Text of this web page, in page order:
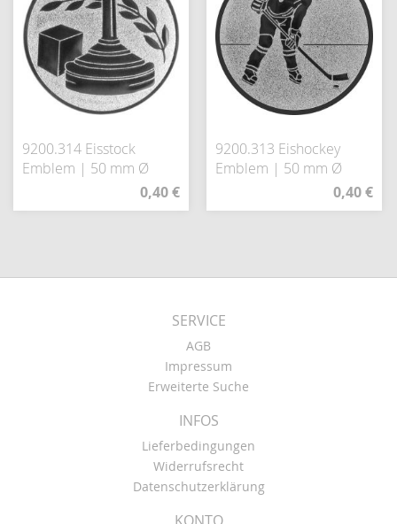
9200.314 Eisstock
Emblem | 50 mm Ø
0,40 €
9200.313 Eishockey
Emblem | 50 mm Ø
0,40 €
SERVICE
AGB
Impressum
Erweiterte Suche
INFOS
Lieferbedingungen
Widerrufsrecht
Datenschutzerklärung